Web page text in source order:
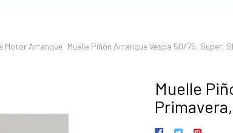
Motor Arranque Muelle Piñón Arranque Vespa 50/75, Super,
Muelle